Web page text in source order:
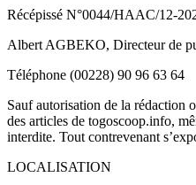
Récépissé N°0044/HAAC/12-
Albert AGBEKO, Directeur de
Téléphone (00228) 90 96 63 64
Sauf autorisation de la rédaction
des articles de togoscoop.info,
interdite. Tout contrevenant
LOCALISATION